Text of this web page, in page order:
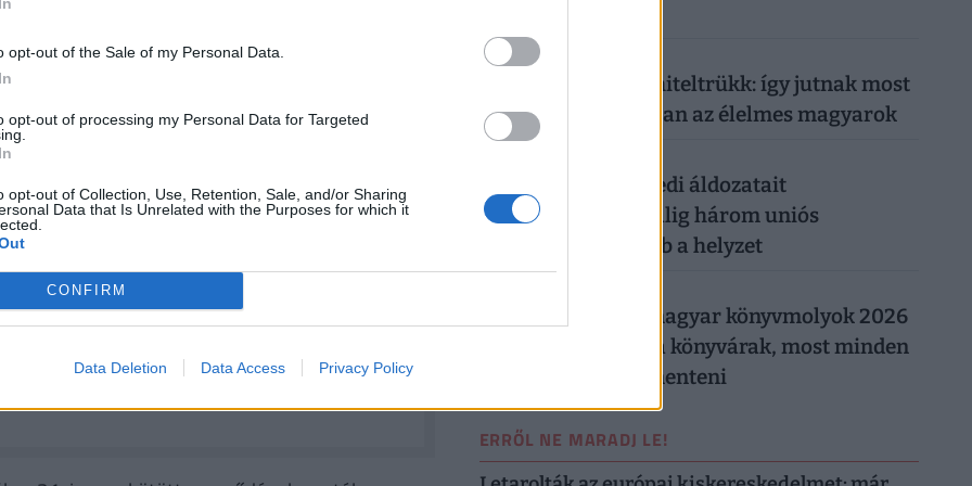
opt-out of the Sale of my Personal Data.
opt-out of processing my Personal Data for Targeted
opt-out of Collection, Use, Retention, Sale, and/or Sharing
Data that Is Unrelated with the Purposes for which it
CONFIRM
Data Deletion Data Access Privacy Policy
találjunk!
igénybevételével jelentősen
VAN OLCSÓ MEGOLDÁS!
30 000 000 forintot 20 éves futamidőre már
fel lehet venni
ajánlata sem:az UniCredit Banknál 6,78%, az
Banknál 7,02%.Érdemes még megnézni
kalkulációt végezni, saját preferenciáink
Ehhez keresd fel aPénzcentrum kalkulátorát.
2026. augusztus 5.
Működik a legális hiteltrükk: így jutnak most
milliókhoz olcsóbban az élelmes magyarok
Csendes gyilkos szedi áldozatait
Magyarországon: alig három uniós
országban rosszabb a helyzet
Így trükköznek a magyar könyvmolyok 2026
nyarán: elszálltak a könyvárak, most minden
forintot meg kell menteni
ERRŐL NE MARADJ LE!